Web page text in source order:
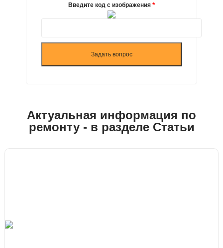
Введите код с изображения *
Актуальная информация по
ремонту - в разделе Статьи